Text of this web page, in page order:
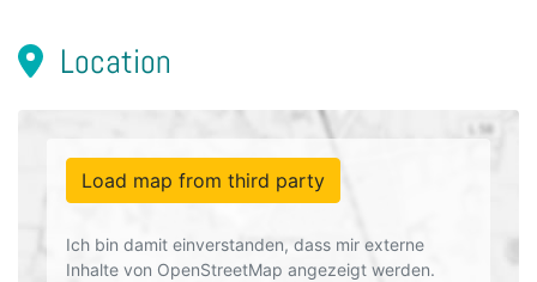
Location
Load map from third party
Ich bin damit einverstanden, dass mir externe
Inhalte von OpenStreetMap angezeigt werden.